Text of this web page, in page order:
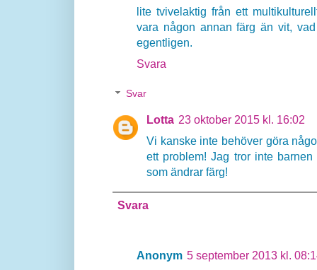
lite tvivelaktig från ett
vara någon annan färg än vit,
egentligen.
Svara
Svar
Lotta 23 oktober 2015 kl. 16:02
Vi kanske inte behöver göra
ett problem! Jag tror inte
som ändrar färg!
Svara
Anonym 5 september 2013 kl.